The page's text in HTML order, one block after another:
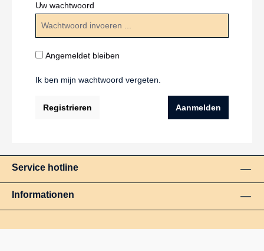
Uw wachtwoord
Angemeldet bleiben
Ik ben mijn wachtwoord vergeten.
Registrieren Aanmelden
Service hotline
Informationen